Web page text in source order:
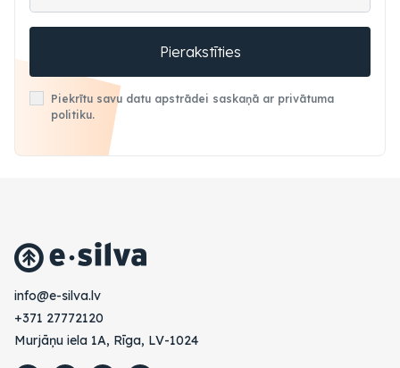
Pierakstīties
Piekrītu savu datu apstrādei saskaņā ar privātuma
politiku.
vl.avlis-e@ofni
+371 27772120
Murjāņu iela 1A, Rīga, LV-1024